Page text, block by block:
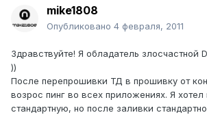
mike1808
Опубликовано 4 февраля, 2011
Здравствуйте! Я обладатель злосчастной
))
После перепрошивки ТД в прошивку от
возрос пинг во всех приложениях. Я хотел
стандартную, но после заливки